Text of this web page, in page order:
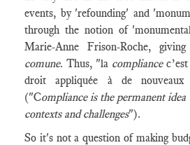
events, by 'refounding' and
through the notion of
Marie-Anne Frison-Roche,
comune. Thus, "la compliancec’est
droit appliquée à de nouveaux
("Compliance is the permanent
contexts and challenges").
So it's not a question of making